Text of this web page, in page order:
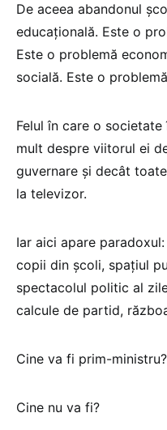
De aceea abandonul
educațională. Este o
Este o problemă
socială. Este o
Felul în care o
mult despre viitorul ei
guvernare și decât
la televizor.
Iar aici apare
copii din școli, spațiul
spectacolul politic al
calcule de partid,
Cine va fi prim-ministru?
Cine nu va fi?